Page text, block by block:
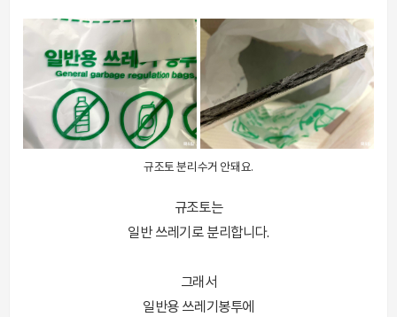
규조토 분리수거 안돼요.
규조토는
일반 쓰레기로 분리합니다.
그래서
일반용 쓰레기봉투에